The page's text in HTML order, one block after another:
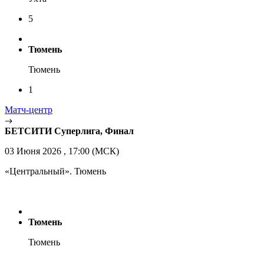
5
Тюмень
Тюмень
1
Матч-центр
БЕТСИТИ Суперлига, Финал
03 Июня 2026 , 17:00 (МСК)
«Центральный». Тюмень
Тюмень
Тюмень